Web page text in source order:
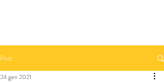
Post
24 gen 2021